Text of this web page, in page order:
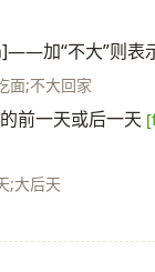
加“不大”则表
面;不大回家
前一天或后一天
;大后天